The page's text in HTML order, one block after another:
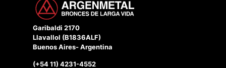
Garibaldi 2170
Llavallol (B1836ALF)
Buenos Aires- Argentina
(+54 11) 4231-4552